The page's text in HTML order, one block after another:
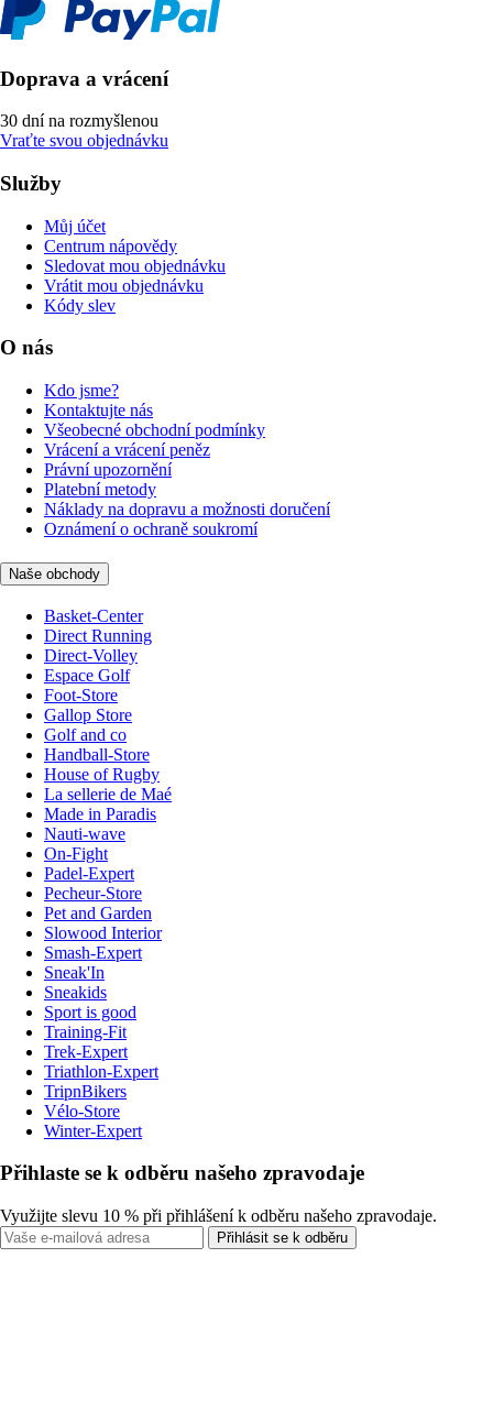
Doprava a vrácení
30 dní na rozmyšlenou
Vraťte svou objednávku
Služby
Můj účet
Centrum nápovědy
Sledovat mou objednávku
Vrátit mou objednávku
Kódy slev
O nás
Kdo jsme?
Kontaktujte nás
Všeobecné obchodní podmínky
Vrácení a vrácení peněz
Právní upozornění
Platební metody
Náklady na dopravu a možnosti doručení
Oznámení o ochraně soukromí
Naše obchody
Basket-Center
Direct Running
Direct-Volley
Espace Golf
Foot-Store
Gallop Store
Golf and co
Handball-Store
House of Rugby
La sellerie de Maé
Made in Paradis
Nauti-wave
On-Fight
Padel-Expert
Pecheur-Store
Pet and Garden
Slowood Interior
Smash-Expert
Sneak'In
Sneakids
Sport is good
Training-Fit
Trek-Expert
Triathlon-Expert
TripnBikers
Vélo-Store
Winter-Expert
Přihlaste se k odběru našeho zpravodaje
Využijte slevu 10 % při přihlášení k odběru našeho zpravodaje.
Přihlásit se k odběru